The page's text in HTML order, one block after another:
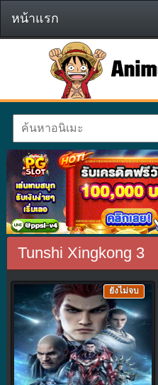
หน้าแรก
Tunshi Xingkong 3
ยังไม่จบ